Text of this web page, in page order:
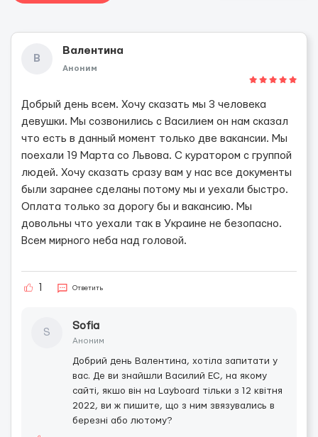
В
Валентина
Аноним
Добрый день всем. Хочу сказать мы 3 человека
девушки. Мы созвонились с Василием он нам сказал
что есть в данный момент только две вакансии. Мы
поехали 19 Марта со Львова. С куратором с группой
людей. Хочу сказать сразу вам у нас все документы
были заранее сделаны потому мы и уехали быстро.
Оплата только за дорогу бы и вакансию. Мы
довольны что уехали так в Украине не безопасно.
Всем мирного неба над головой.
Ответить
S
Sofia
Аноним
Добрий день Валентина, хотіла запитати у
вас. Де ви знайшли Василий ЕС, на якому
сайті, якшо він на Layboard тільки з 12 квітня
2022, ви ж пишите, що з ним звязувались в
березні або лютому?